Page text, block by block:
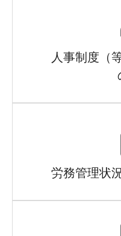
人事制度（
労務管理状